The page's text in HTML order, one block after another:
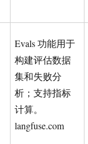
Evals 功能用于
构建评估数据
集和失败分
析；支持指标
计算。
langfuse.com